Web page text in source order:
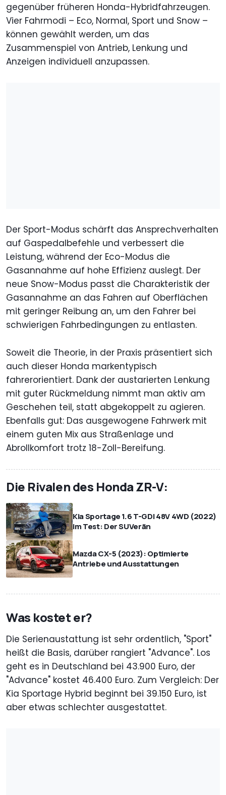
gegenüber früheren Honda-Hybridfahrzeugen.
Vier Fahrmodi – Eco, Normal, Sport und Snow –
können gewählt werden, um das
Zusammenspiel von Antrieb, Lenkung und
Anzeigen individuell anzupassen.
Der Sport-Modus schärft das Ansprechverhalten
auf Gaspedalbefehle und verbessert die
Leistung, während der Eco-Modus die
Gasannahme auf hohe Effizienz auslegt. Der
neue Snow-Modus passt die Charakteristik der
Gasannahme an das Fahren auf Oberflächen
mit geringer Reibung an, um den Fahrer bei
schwierigen Fahrbedingungen zu entlasten.
Soweit die Theorie, in der Praxis präsentiert sich
auch dieser Honda markentypisch
fahrerorientiert. Dank der austarierten Lenkung
mit guter Rückmeldung nimmt man aktiv am
Geschehen teil, statt abgekoppelt zu agieren.
Ebenfalls gut: Das ausgewogene Fahrwerk mit
einem guten Mix aus Straßenlage und
Abrollkomfort trotz 18-Zoll-Bereifung.
Die Rivalen des Honda ZR-V:
Kia Sportage 1.6 T-GDI 48V 4WD (2022)
im Test: Der SUVerän
Mazda CX-5 (2023): Optimierte
Antriebe und Ausstattungen
Was kostet er?
Die Serienaustattung ist sehr ordentlich, "Sport"
heißt die Basis, darüber rangiert "Advance". Los
geht es in Deutschland bei 43.900 Euro, der
"Advance" kostet 46.400 Euro. Zum Vergleich: Der
Kia Sportage Hybrid beginnt bei 39.150 Euro, ist
aber etwas schlechter ausgestattet.